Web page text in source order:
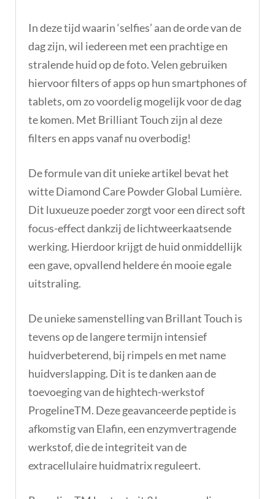
In deze tijd waarin ‘selfies’ aan de orde van de
dag zijn, wil iedereen met een prachtige en
stralende huid op de foto. Velen gebruiken
hiervoor filters of apps op hun smartphones of
tablets, om zo voordelig mogelijk voor de dag
te komen. Met Brilliant Touch zijn al deze
filters en apps vanaf nu overbodig!
De formule van dit unieke artikel bevat het
witte Diamond Care Powder Global Lumière.
Dit luxueuze poeder zorgt voor een direct soft
focus-effect dankzij de lichtweerkaatsende
werking. Hierdoor krijgt de huid onmiddellijk
een gave, opvallend heldere én mooie egale
uitstraling.
De unieke samenstelling van Brillant Touch is
tevens op de langere termijn intensief
huidverbeterend, bij rimpels en met name
huidverslapping. Dit is te danken aan de
toevoeging van de hightech-werkstof
ProgelineTM. Deze geavanceerde peptide is
afkomstig van Elafin, een enzymvertragende
werkstof, die de integriteit van de
extracellulaire huidmatrix reguleert.